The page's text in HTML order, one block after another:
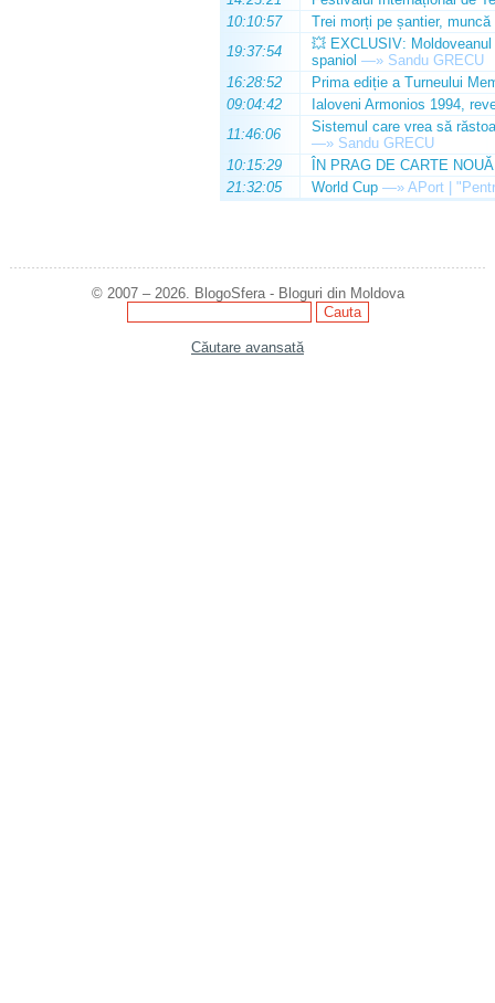
10:10:57
Trei morți pe șantier, muncă
19:37:54
💥 EXCLUSIV:
spaniol —» Sandu GRECU
16:28:52
Prima ediție a Turneului
09:04:42
Ialoveni Armonios 1994,
11:46:06
Sistemul care vrea să
—» Sandu GRECU
10:15:29
ÎN PRAG DE CARTE NOUĂ
21:32:05
World Cup —» APort |
© 2007 – 2026. BlogoSfera - Bloguri din Moldova
Căutare avansată